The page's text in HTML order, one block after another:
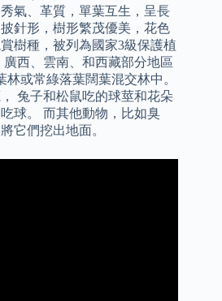
氣、革質，單葉互生，呈長
針形，樹形繁茂優美，花色
樹種，被列為國家3級保護植
西、雲南、和西藏部分地區
林或常綠落葉闊葉混交林中。
兔子和松鼠吃的球莖和花朵
球。 而其他動物，比如臭
它們挖出地面。